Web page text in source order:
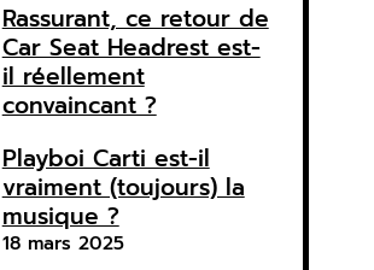
Rassurant, ce retour de
Car Seat Headrest est-
il réellement
convaincant ?
Playboi Carti est-il
vraiment (toujours) la
musique ?
18 mars 2025